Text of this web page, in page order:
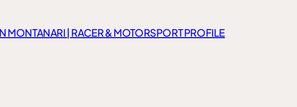
MONTANARI | RACER & MOTORSPORT PROFILE